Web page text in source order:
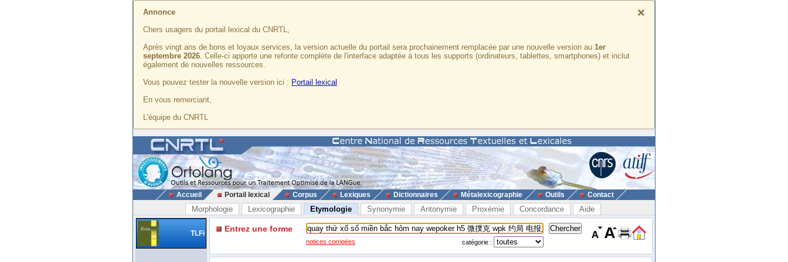
×
Annonce
Chers usagers du portail lexical du CNRTL,
Après vingt ans de bons et loyaux services, la version actuelle du portail sera prochainement remplacée par une nouvelle version au 1er
septembre 2026. Celle-ci apporte une refonte complète de l'interface adaptée à tous les supports (ordinateurs, tablettes, smartphones) et inclut
également de nouvelles ressources.
Vous pouvez tester la nouvelle version ici : Portail lexical
En vous remerciant,
L'équipe du CNRTL
Accueil Portail lexical Corpus Lexiques Dictionnaires Métalexicographie Outils Contact
Morphologie Lexicographie Etymologie Synonymie Antonymie Proxémie Concordance Aide
TLFi Entrez une forme
notices corrigées catégorie :